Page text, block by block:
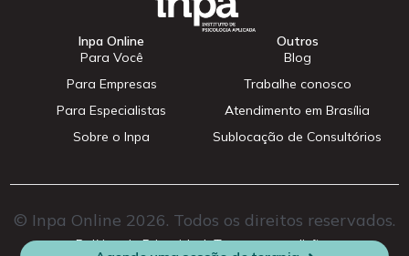
Inpa Online
Para Você
Para Empresas
Para Especialistas
Sobre o Inpa
Outros
Blog
Trabalhe conosco
Atendimento em Brasília
Sublocação de Consultórios
© Inpa Online 2026. Todos os direitos reservados.
Política de PrivacidadeTermos e condições